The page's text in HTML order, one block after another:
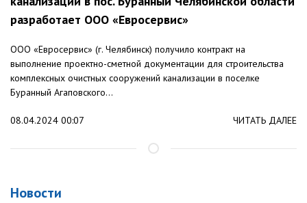
разработает ООО «Евросервис»
ООО «Евросервис» (г. Челябинск) получило контракт на
выполнение проектно-сметной документации для строительства
комплексных очистных сооружений канализации в поселке
Буранный Агаповского...
08.04.2024 00:07 ЧИТАТЬ ДАЛЕЕ
Новости